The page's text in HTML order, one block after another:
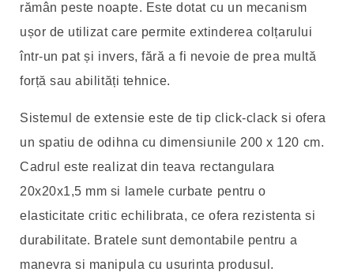
rămân peste noapte. Este dotat cu un mecanism
ușor de utilizat care permite extinderea colțarului
într-un pat și invers, fără a fi nevoie de prea multă
forță sau abilități tehnice.
Sistemul de extensie este de tip click-clack si ofera
un spatiu de odihna cu dimensiunile 200 x 120 cm.
Cadrul este realizat din teava rectangulara
20x20x1,5 mm si lamele curbate pentru o
elasticitate critic echilibrata, ce ofera rezistenta si
durabilitate. Bratele sunt demontabile pentru a
manevra si manipula cu usurinta produsul.